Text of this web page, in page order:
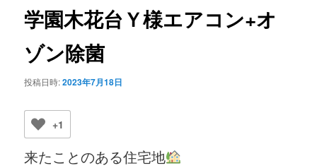
ゲ
ー
ョ
ン
学園木花台Ｙ様エアコン+オ
ゾン除菌
投稿日時:2023年7月18日
+1
来たことのある住宅地